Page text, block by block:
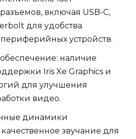
включая USB-C,
для удобства
устройств.
наличие
Iris Xe Graphics и
для улучшения
видео.
динамики
звучание для